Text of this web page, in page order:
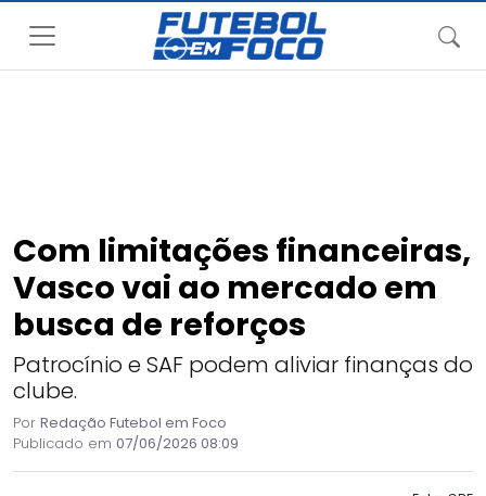
Com limitações financeiras,
Vasco vai ao mercado em
busca de reforços
Patrocínio e SAF podem aliviar finanças do
clube.
Por Redação Futebol em Foco
Publicado em 07/06/2026 08:09